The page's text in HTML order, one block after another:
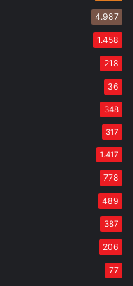
4.987
1.458
218
36
348
317
1.417
778
489
387
206
77